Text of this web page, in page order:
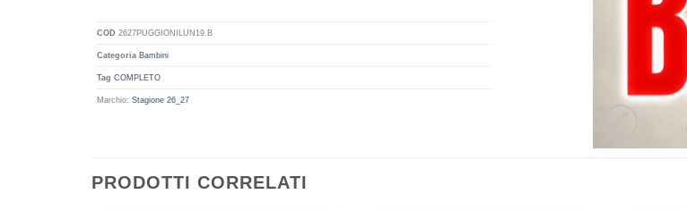
COD 2627PUGGIONILUN19.B
Categoria Bambini
Tag COMPLETO
Marchio: Stagione 26_27
PRODOTTI CORRELATI